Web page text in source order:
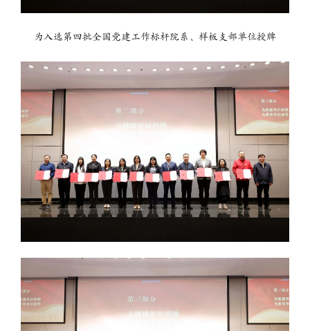
为入选第四批全国党建工作标杆院系、样板支部单位授牌